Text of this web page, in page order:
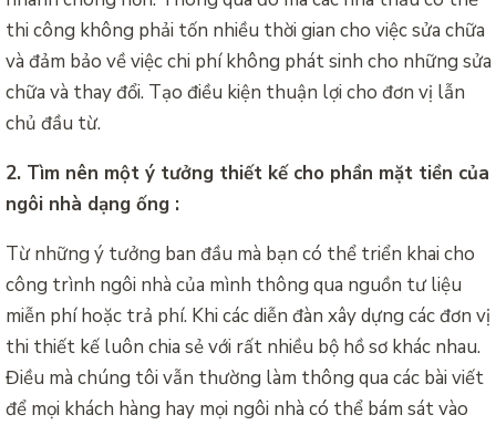
thi công không phải tốn nhiều thời gian cho việc sửa chữa
và đảm bảo về việc chi phí không phát sinh cho những sửa
chữa và thay đổi. Tạo điều kiện thuận lợi cho đơn vị lẫn
chủ đầu từ.
2. Tìm nên một ý tưởng thiết kế cho phần mặt tiền của
ngôi nhà dạng ống :
Từ những ý tưởng ban đầu mà bạn có thể triển khai cho
công trình ngôi nhà của mình thông qua nguồn tư liệu
miễn phí hoặc trả phí. Khi các diễn đàn xây dựng các đơn vị
thi thiết kế luôn chia sẻ với rất nhiều bộ hồ sơ khác nhau.
Điều mà chúng tôi vẫn thường làm thông qua các bài viết
để mọi khách hàng hay mọi ngôi nhà có thể bám sát vào